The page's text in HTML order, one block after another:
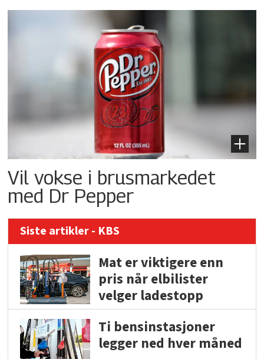
Vil vokse i brusmarkedet
med Dr Pepper
Siste artikler - KBS
Mat er viktigere enn
pris når elbilister
velger ladestopp
Ti bensinstasjoner
legger ned hver måned